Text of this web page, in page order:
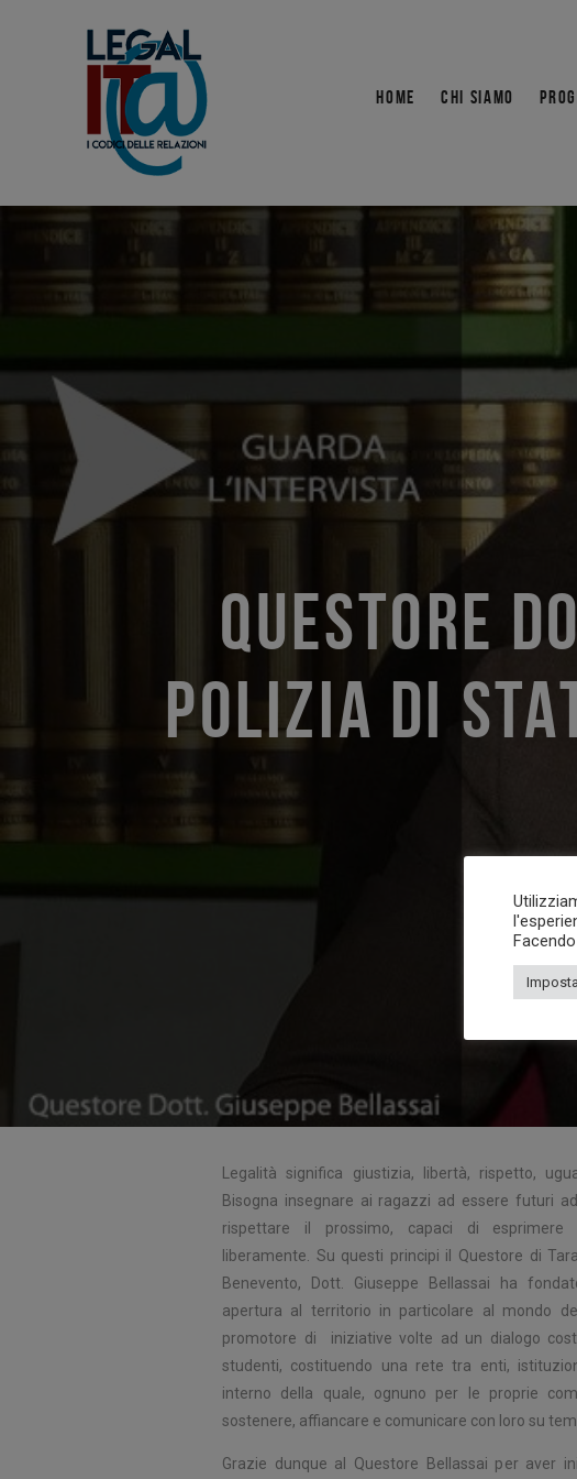
HOME CHI SIAMO
QUESTORE
POLIZIA DI
Legalità significa giustizia, libertà, rispetto,
Bisogna insegnare ai ragazzi ad essere futuri
rispettare il prossimo, capaci di esprimere
liberamente. Su questi principi il Questore di
Benevento, Dott. Giuseppe Bellassai ha
apertura al territorio in particolare al mondo
promotore di iniziative volte ad un dialogo
studenti, costituendo una rete tra enti,
interno della quale, ognuno per le proprie
sostenere, affiancare e comunicare con loro su
Grazie dunque al Questore Bellassai per aver